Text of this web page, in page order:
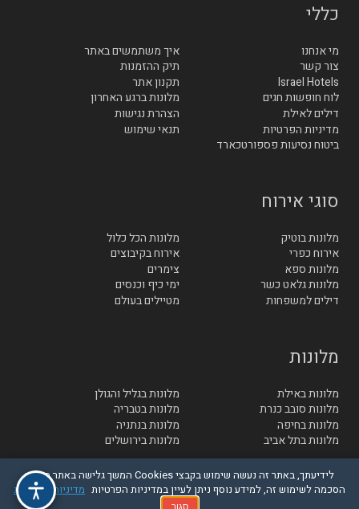
כללי
מי אנחנו
איך משתמשים באתר
צור קשר
תיק ההזמנות
Israel Hotels
תקנון אתר
לוח חופשות חגים
מלונות ברגע האחרון
דילים לאילת
הצהרת נגישות
מדיניות הפרטיות
תנאי שימוש
ביטוח נסיעות פספורטכארד
סוגי אירוח
מלונות בוטיק
מלונות הכל כלול
אירוח כפרי
אירוח בקיבוצים
מלונות ספא
צימרים
מלונות גלאט כשר
ימי כיף וכנסים
דילים למשפחות
מטיילים בעולם
מלונות
מלונות באילת
מלונות בגליל והגולן
מלונות סובב כנרת
מלונות בטבריה
מלונות בחיפה
מלונות בנתניה
מלונות בתל אביב
מלונות בירושלים
© בייטק תקשורת בע"מ - כל הזכויות שמורות
לידיעתך, באתר זה נעשה שימוש בקבצי Cookies המשך גלישה באתר מהווה
הסכמה לשימוש זה, למידע נוסף ניתן לעיין במדיניות הפרטיות מדיניות הפרטיות
סגור